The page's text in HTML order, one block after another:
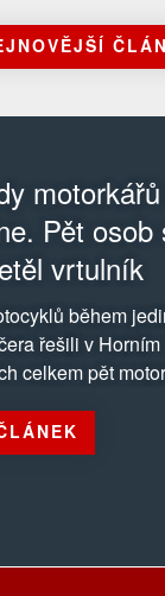
Pět osob
vrtulník
během
řešili v
celkem pět